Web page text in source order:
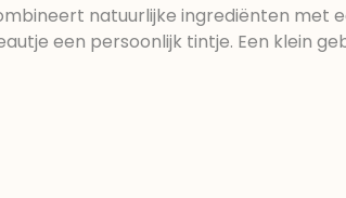
natuurlijke ingrediënten met
een persoonlijk tintje. Een klein